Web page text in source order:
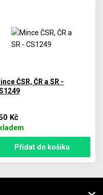
ČSR, ČR a SR -
Kč
Přidat do košíku